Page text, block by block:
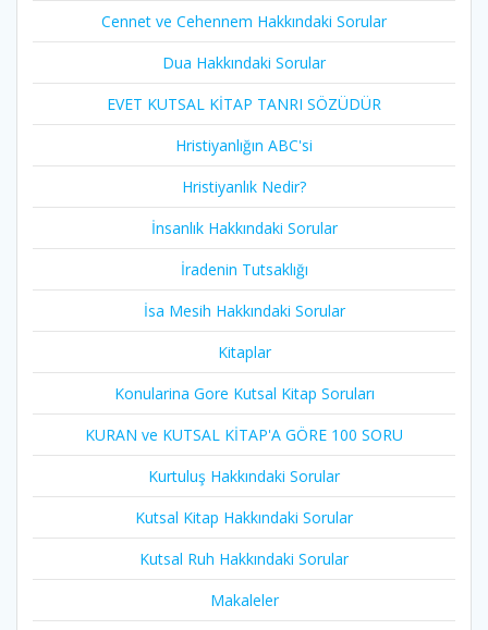
Cennet ve Cehennem Hakkındaki Sorular
Dua Hakkındaki Sorular
EVET KUTSAL KİTAP TANRI SÖZÜDÜR
Hristiyanlığın ABC'si
Hristiyanlık Nedir?
İnsanlık Hakkındaki Sorular
İradenin Tutsaklığı​
İsa Mesih Hakkındaki Sorular
Kitaplar
Konularina Gore Kutsal Kitap Soruları
KURAN ve KUTSAL KİTAP'A GÖRE 100 SORU
Kurtuluş Hakkındaki Sorular
Kutsal Kitap Hakkındaki Sorular
Kutsal Ruh Hakkındaki Sorular
Makaleler